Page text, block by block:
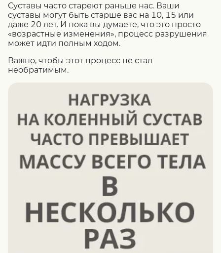
Суставы часто стареют раньше нас. Ваши
суставы могут быть старше вас на 10, 15 или
даже 20 лет. И пока вы думаете, что это просто
«возрастные изменения», процесс разрушения
может идти полным ходом.
Важно, чтобы этот процесс не стал
необратимым.